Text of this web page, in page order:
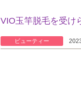
VIO玉竿脱毛を受け
ビューティー